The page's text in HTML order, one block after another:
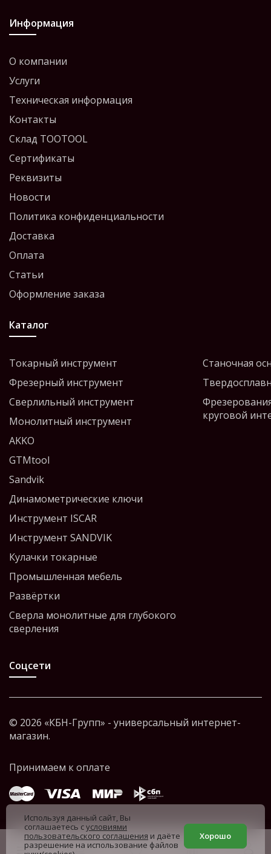
Информация
О компании
Услуги
Техническая информация
Контакты
Склад TOOTOOL
Сертификаты
Реквизиты
Новости
Политика конфиденциальности
Доставка
Оплата
Статьи
Оформление заказа
Каталог
Токарный инструмент
Фрезерный инструмент
Сверлильный инструмент
Монолитный инструмент
AKKO
GTMtool
Sandvik
Динамометрические ключи
Инструмент ISCAR
Инструмент SANDVIK
Кулачки токарные
Промышленная мебель
Развёртки
Сверла монолитные для глубокого
сверления
Станочная
круговой
Соцсети
© 2026 «КБН-Групп» - универсальный интернет-
магазин.
Используя данный сайт, Вы
соглашаетесь сусловиями
пользовательского соглашения и даёте
разрешение на использование файлов
Хорошо